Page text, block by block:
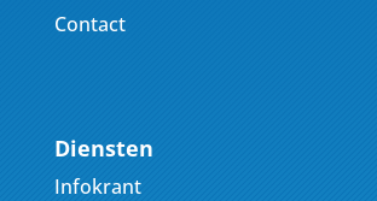
Contact
Diensten
Infokrant